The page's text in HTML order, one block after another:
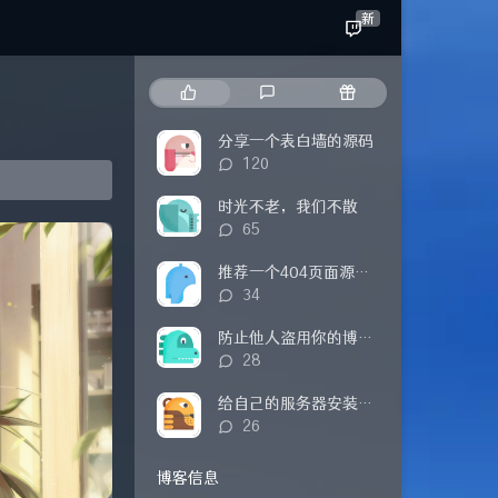
新
门
文
新
评
随
机
文
分享一个表白墙的源码
评
数：
120
时光不老，我们不散
评
数：
65
推荐一个404页面源码（附修改方式）
评
数：
34
防止他人盗用你的博客内容
评
数：
28
给自己的服务器安装探针
评
26
博客信息